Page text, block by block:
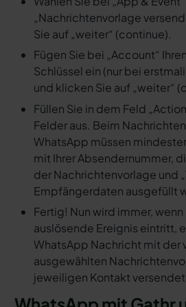
„Nachrichtenvorlage
Sie auf „weiter“ (continue).
Fügen Sie bei „Account“
Schlüssel ein (nur bei
und klicken Sie auf „weiter“
Füllen Sie in dem Feld
Felder aus. Beim
WhatsApp müssen
mit Ihrer Absendernummer,
der Nachrichtenvorlage und
Empfängerdaten ausgefüllt
Fertig! Nun wird immer, wenn
auslösende Ereignis eintritt,
WhatsApp Nachricht mit der
ausgewählten
jeweiligen Kontakt